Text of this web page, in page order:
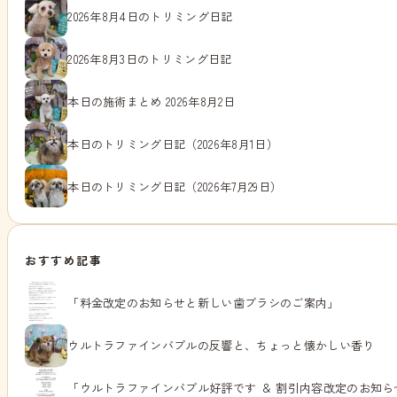
2026年8月4日のトリミング日記
2026年8月3日のトリミング日記
本日の施術まとめ 2026年8月2日
本日のトリミング日記（2026年8月1日）
本日のトリミング日記（2026年7月29日）
おすすめ記事
「料金改定のお知らせと新しい歯ブラシのご案内」
ウルトラファインバブルの反響と、ちょっと懐かしい香り
「ウルトラファインバブル好評です ＆ 割引内容改定のお知